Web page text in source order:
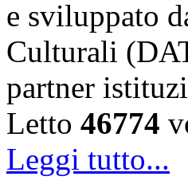
e sviluppato
Culturali
partner
Letto 46774
Leggi tutto...